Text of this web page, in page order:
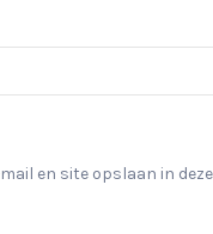
en site opslaan in